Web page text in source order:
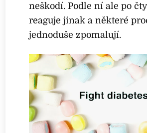
neškodí. Podle ní ale po
reaguje jinak a některé
jednoduše zpomalují.